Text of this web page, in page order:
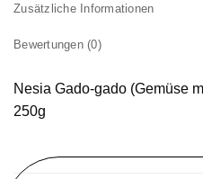
Zusätzliche Informationen
Bewertungen (0)
Nesia Gado-gado (Gemüse
250g